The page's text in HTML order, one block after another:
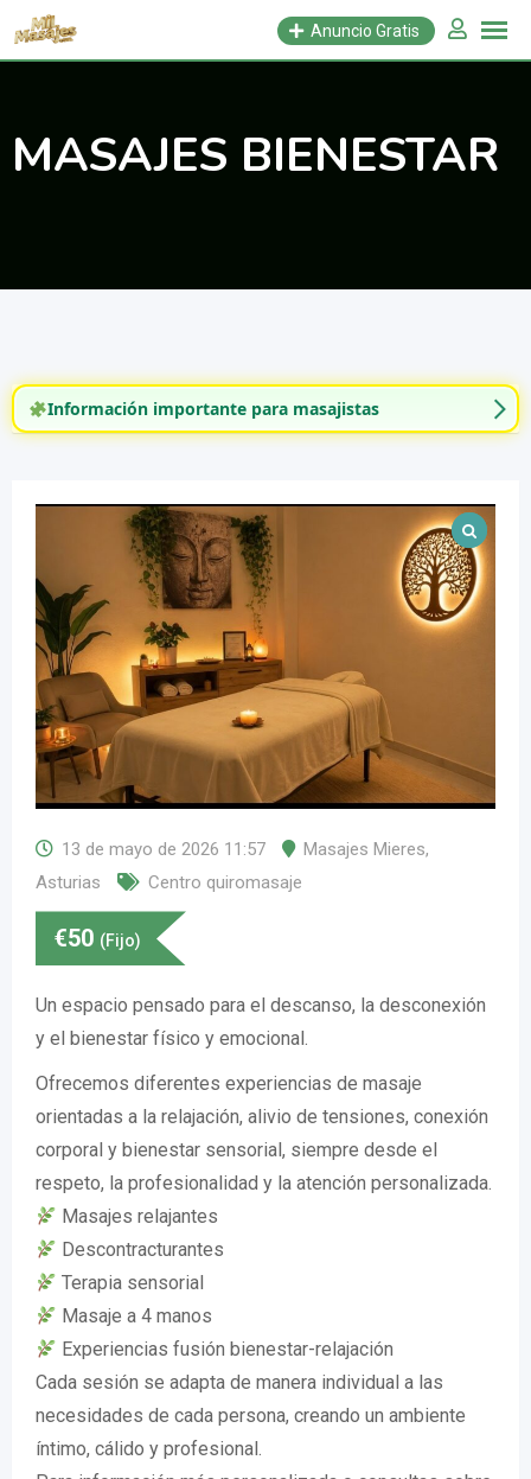
Saltar
Anuncio Gratis
MASAJES BIENESTAR
Información importante para masajistas
13 de mayo de 2026 11:57 Masajes Mieres,
Asturias
Centro quiromasaje
€50 (Fijo)
Un espacio pensado para el descanso, la desconexión
y el bienestar físico y emocional.
Ofrecemos diferentes experiencias de masaje
orientadas a la relajación, alivio de tensiones, conexión
corporal y bienestar sensorial, siempre desde el
respeto, la profesionalidad y la atención personalizada.
Masajes relajantes
Descontracturantes
Terapia sensorial
Masaje a 4 manos
Experiencias fusión bienestar-relajación
Cada sesión se adapta de manera individual a las
necesidades de cada persona, creando un ambiente
íntimo, cálido y profesional.